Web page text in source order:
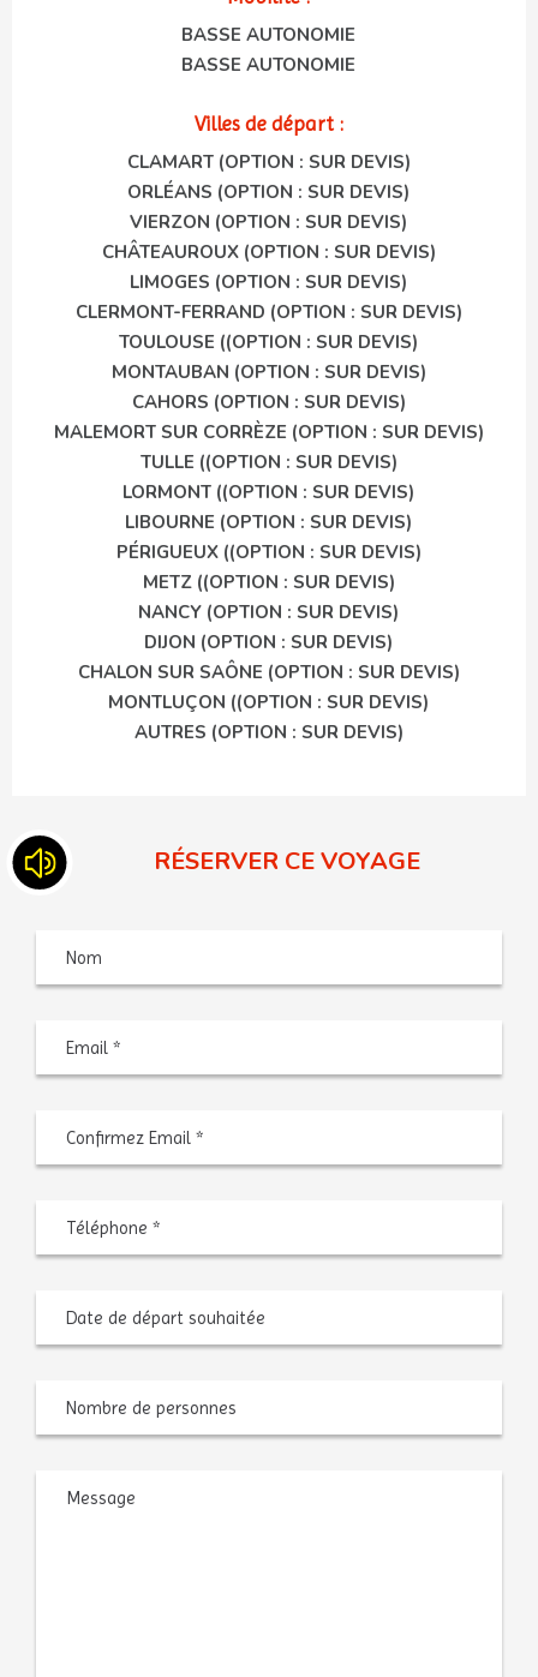
BASSE AUTONOMIE
BASSE AUTONOMIE
Villes de départ :
CLAMART (OPTION : SUR DEVIS)
ORLÉANS (OPTION : SUR DEVIS)
VIERZON (OPTION : SUR DEVIS)
CHÂTEAUROUX (OPTION : SUR DEVIS)
LIMOGES (OPTION : SUR DEVIS)
CLERMONT-FERRAND (OPTION : SUR DEVIS)
TOULOUSE ((OPTION : SUR DEVIS)
MONTAUBAN (OPTION : SUR DEVIS)
CAHORS (OPTION : SUR DEVIS)
MALEMORT SUR CORRÈZE (OPTION : SUR DEVIS)
TULLE ((OPTION : SUR DEVIS)
LORMONT ((OPTION : SUR DEVIS)
LIBOURNE (OPTION : SUR DEVIS)
PÉRIGUEUX ((OPTION : SUR DEVIS)
METZ ((OPTION : SUR DEVIS)
NANCY (OPTION : SUR DEVIS)
DIJON (OPTION : SUR DEVIS)
CHALON SUR SAÔNE (OPTION : SUR DEVIS)
MONTLUÇON ((OPTION : SUR DEVIS)
AUTRES (OPTION : SUR DEVIS)
RÉSERVER CE VOYAGE
Nom
Téléphone
Date
départ
MM
AAAA
Nombre
personnes
Message